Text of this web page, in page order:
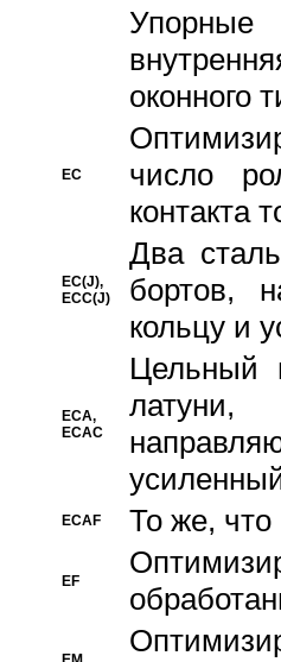
Упорные
оконного
EC
число
контакта
EC(J),
ECC(J)
Два
бортов,
кольцу и
ECA,
ECAC
Цельный
латуни,
ECAF То же,
EF